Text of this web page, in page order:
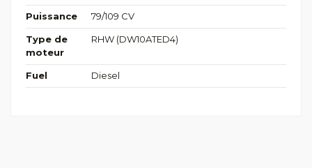
Puissance 79/109 CV
Type de
moteur
RHW (DW10ATED4)
Fuel Diesel